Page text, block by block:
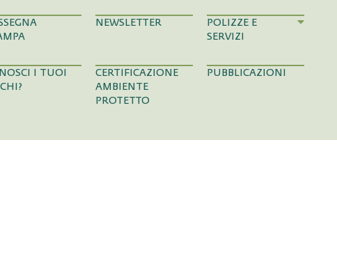
NEWSLETTER
POLIZZE E
SERVIZI
I TUOI
CERTIFICAZIONE
AMBIENTE
PROTETTO
PUBBLICAZIONI